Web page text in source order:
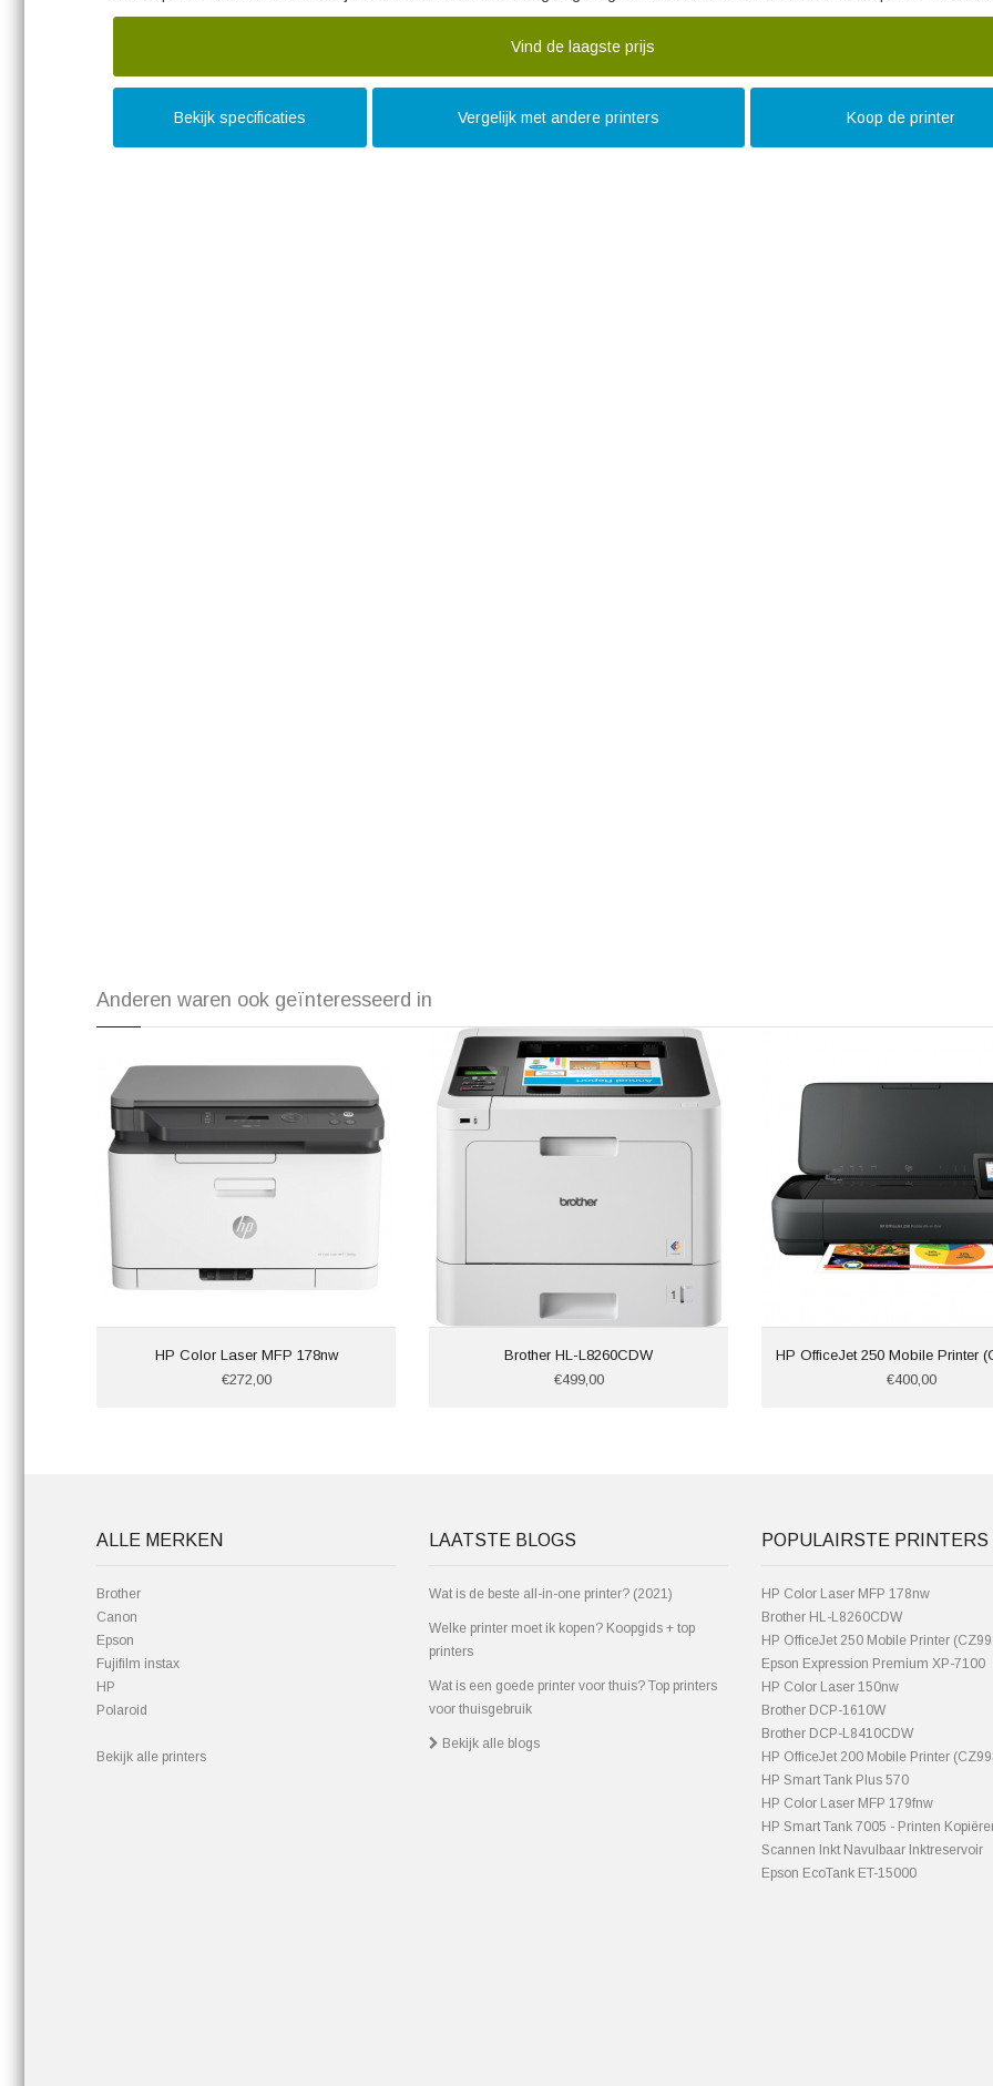
Vind de laagste prijs
Bekijk specificaties Vergelijk met andere printers Koop de printer
Anderen waren ook geïnteresseerd in
HP Color Laser MFP 178nw
€272,00
Brother HL-L8260CDW
€499,00
HP OfficeJet 250 Mobile Printer
€400,00
ALLE MERKEN
Brother
Canon
Epson
Fujifilm instax
HP
Polaroid
Bekijk alle printers
LAATSTE BLOGS
Wat is de beste all-in-one printer? (2021)
Welke printer moet ik kopen? Koopgids + top
printers
Wat is een goede printer voor thuis? Top printers
voor thuisgebruik
Bekijk alle blogs
POPULAIRSTE PRINTERS
HP Color Laser MFP 178nw
Brother HL-L8260CDW
HP OfficeJet 250 Mobile Printer
Epson Expression Premium XP-7100
HP Color Laser 150nw
Brother DCP-1610W
Brother DCP-L8410CDW
HP OfficeJet 200 Mobile Printer
HP Smart Tank Plus 570
HP Color Laser MFP 179fnw
HP Smart Tank 7005 - Printen
Scannen Inkt Navulbaar Inktreservoir
Epson EcoTank ET-15000